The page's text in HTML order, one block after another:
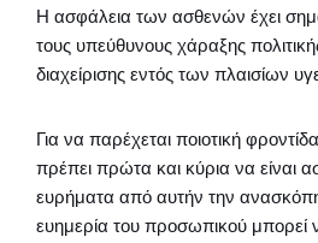
Η ασφάλεια των ασθενών έχει
τους υπεύθυνους χάραξης
διαχείρισης εντός των πλαισίων
Για να παρέχεται ποιοτική
πρέπει πρώτα και κύρια να είναι
ευρήματα από αυτήν την
ευημερία του προσωπικού μπορεί